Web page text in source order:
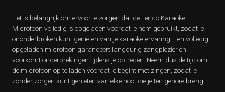
Het is belangrijk om ervoor te zorgen dat de Lenco Karaoke
Microfoon volledig is opgeladen voordat je hem gebruikt, zodat je
ononderbroken kunt genieten van je karaoke-ervaring. Een volledig
opgeladen microfoon garandeert langdurig zangplezier en
voorkomt onderbrekingen tijdens je optreden. Neem dus de tijd om
de microfoon op te laden voordat je begint met zingen, zodat je
zonder zorgen kunt genieten van elke noot die je ten gehore brengt.